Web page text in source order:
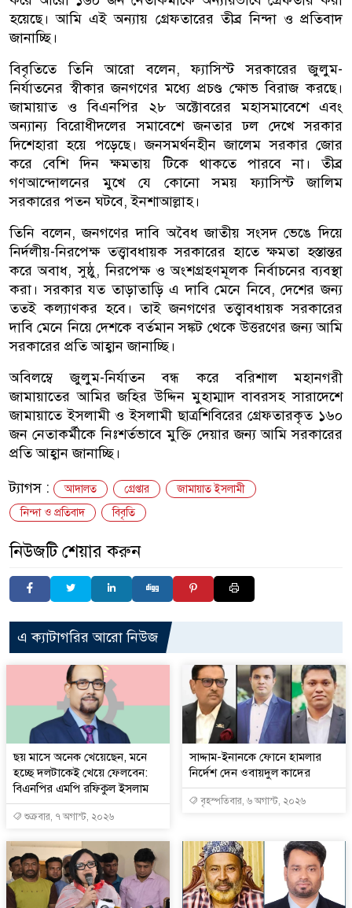
হয়েছে। আমি এই অন্যায় গ্রেফতারের তীব্র নিন্দা ও প্রতিবাদ
জানাচ্ছি।
বিবৃতিতে তিনি আরো বলেন, ফ্যাসিস্ট সরকারের জুলুম-
নির্যাতনের স্বীকার জনগণের মধ্যে প্রচণ্ড ক্ষোভ বিরাজ করছে।
জামায়াত ও বিএনপির ২৮ অক্টোবরের মহাসমাবেশে এবং
অন্যান্য বিরোধীদলের সমাবেশে জনতার ঢল দেখে সরকার
দিশেহারা হয়ে পড়েছে। জনসমর্থনহীন জালেম সরকার জোর
করে বেশি দিন ক্ষমতায় টিকে থাকতে পারবে না। তীব্র
গণআন্দোলনের মুখে যে কোনো সময় ফ্যাসিস্ট জালিম
সরকারের পতন ঘটবে, ইনশাআল্লাহ।
তিনি বলেন, জনগণের দাবি অবৈধ জাতীয় সংসদ ভেঙে দিয়ে
নির্দলীয়-নিরপেক্ষ তত্ত্বাবধায়ক সরকারের হাতে ক্ষমতা হস্তান্তর
করে অবাধ, সুষ্ঠু, নিরপেক্ষ ও অংশগ্রহণমূলক নির্বাচনের ব্যবস্থা
করা। সরকার যত তাড়াতাড়ি এ দাবি মেনে নিবে, দেশের জন্য
ততই কল্যাণকর হবে। তাই জনগণের তত্ত্বাবধায়ক সরকারের
দাবি মেনে নিয়ে দেশকে বর্তমান সঙ্কট থেকে উত্তরণের জন্য আমি
সরকারের প্রতি আহ্বান জানাচ্ছি।
অবিলম্বে জুলুম-নির্যাতন বন্ধ করে বরিশাল মহানগরী
জামায়াতের আমির জহির উদ্দিন মুহাম্মাদ বাবরসহ সারাদেশে
জামায়াতে ইসলামী ও ইসলামী ছাত্রশিবিরের গ্রেফতারকৃত ১৬০
জন নেতাকর্মীকে নিঃশর্তভাবে মুক্তি দেয়ার জন্য আমি সরকারের
প্রতি আহ্বান জানাচ্ছি।
ট্যাগস :
আদালত গ্রেপ্তার
জামায়াত ইসলামী
নিন্দা ও প্রতিবাদ
বিবৃতি
নিউজটি শেয়ার করুন
এ ক্যাটাগরির আরো নিউজ
ছয় মাসে অনেক খেয়েছেন, মনে
হচ্ছে দলটাকেই খেয়ে ফেলবেন:
বিএনপির এমপি রফিকুল ইসলাম
শুক্রবার, ৭ অগাস্ট, ২০২৬
সাদ্দাম-ইনানকে ফোনে হামলার
নির্দেশ দেন ওবায়দুল কাদের
বৃহস্পতিবার, ৬ অগাস্ট, ২০২৬